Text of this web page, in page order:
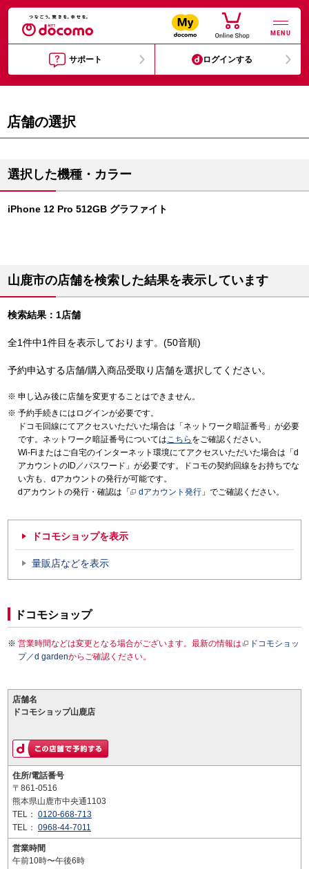
MENU
サポート ログインする
店舗の選択
選択した機種・カラー
iPhone 12 Pro 512GB グラファイト
山鹿市の店舗を検索した結果を表示しています
検索結果：1店舗
全1件中1件目を表示しております。(50音順)
予約申込する店舗/購入商品受取り店舗を選択してください。
申し込み後に店舗を変更することはできません。
予約手続きにはログインが必要です。
ドコモ回線にてアクセスいただいた場合は「ネットワーク暗証番号」が必要
です。ネットワーク暗証番号についてはこちら をご確認ください。
Wi-Fiまたはご自宅のインターネット環境にてアクセスいただいた場合は「d
アカウントのID／パスワード」が必要です。ドコモの契約回線をお持ちでな
い方も、dアカウントの発行が可能です。
dアカウントの発行・確認は「
dアカウント発行 」でご確認ください。
ドコモショップを表示
量販店などを表示
ドコモショップ
営業時間などは変更となる場合がございます。最新の情報は
ドコモショッ
プ／d gardenからご確認ください。
店舗名
ドコモショップ山鹿店
住所/電話番号
〒861-0516
熊本県山鹿市中央通1103
TEL： 0120-668-713
TEL： 0968-44-7011
営業時間
午前10時〜午後6時